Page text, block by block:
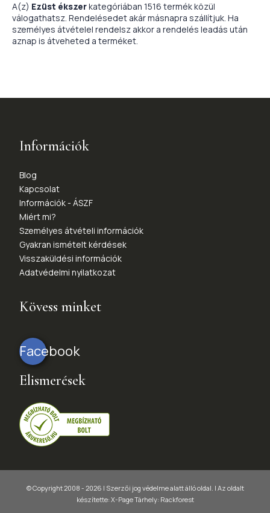
A(z) Ezüst ékszerkategóriában 1516 termék közül
válogathatsz. Rendelésedet akár másnapra szállítjuk. Ha
személyes átvételel rendelsz akkor a rendelés leadás után
aznap is átveheted a terméket.
Információk
Blog
Kapcsolat
Információk - ÁSZF
Miért mi?
Személyes átvételi információk
Gyakran ismételt kérdések
Visszaküldési információk
Adatvédelmi nyilatkozat
Kövess minket
Facebook
Elismerések
© Copyright 2008 - 2026 | Szerzői jog védelme alatt álló oldal. | Az oldalt
készítette: X-PageTárhely: Rackforest